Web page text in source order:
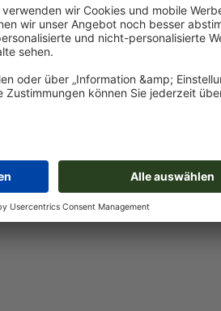
eingegangen ist, beginnen wir mit der